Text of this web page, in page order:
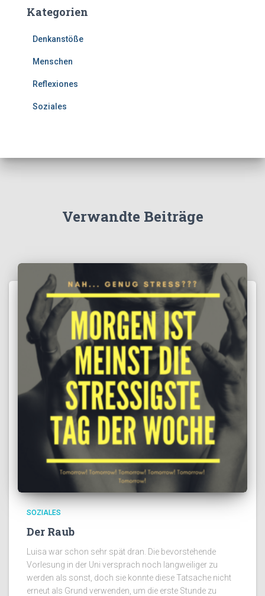
Kategorien
Denkanstöße
Menschen
Reflexiones
Soziales
Verwandte Beiträge
SOZIALES
Der Raub
Luisa war schon sehr spät dran. Die bevorstehende
Vorlesung in der Uni versprach noch langweiliger zu
werden als sonst, doch sie konnte diese Tatsache nicht
erneut als Grund verwenden, um die erste Stunde zu